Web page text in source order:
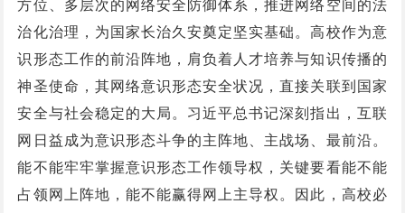
方位、多层次的网络安全防御体系，推进网络空间的法
治化治理，为国家长治久安奠定坚实基础。高校作为意
识形态工作的前沿阵地，肩负着人才培养与知识传播的
神圣使命，其网络意识形态安全状况，直接关联到国家
安全与社会稳定的大局。习近平总书记深刻指出，互联
网日益成为意识形态斗争的主阵地、主战场、最前沿。
能不能牢牢掌握意识形态工作领导权，关键要看能不能
占领网上阵地，能不能赢得网上主导权。因此，高校必